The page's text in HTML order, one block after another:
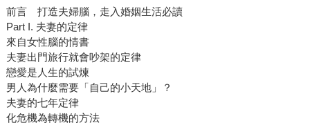
前言 打造夫婦腦，走入婚姻生活必讀
Part I. 夫妻的定律
來自女性腦的情書
夫妻出門旅行就會吵架的定律
戀愛是人生的試煉
男人為什麼需要「自己的小天地」？
夫妻的七年定律
化危機為轉機的方法